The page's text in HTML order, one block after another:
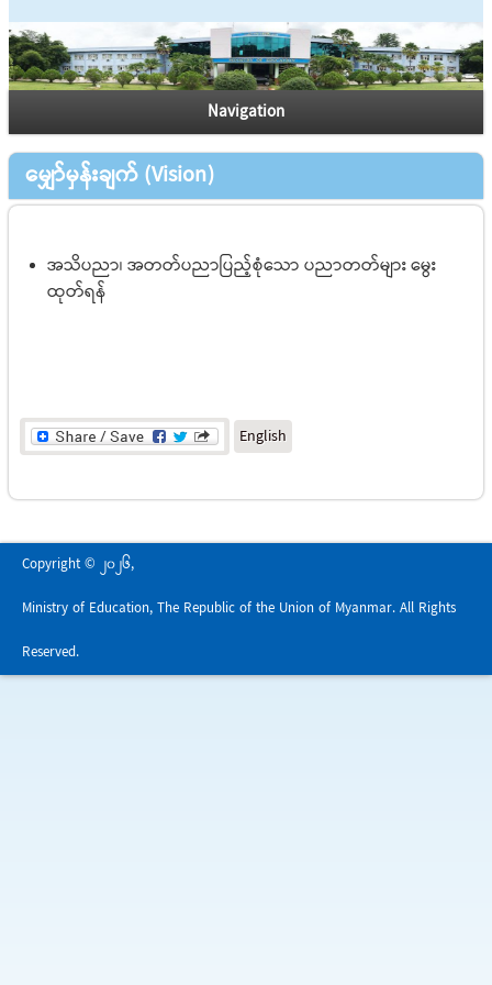
Navigation
မျှော်မှန်းချက် (Vision)
အသိပညာ၊ အတတ်ပညာပြည့်စုံသော ပညာတတ်များ မွေး
ထုတ်ရန်
English
Copyright © 2026,
Ministry of Education, The Republic of the Union of Myanmar. All Rights
Reserved.